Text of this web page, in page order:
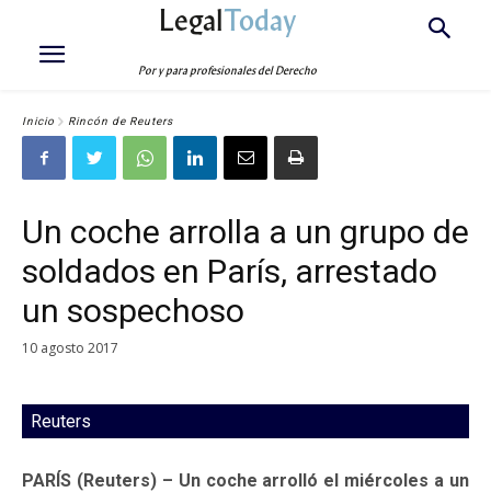
LegalToday
Por y para profesionales del Derecho
Inicio Rincón de Reuters
Un coche arrolla a un grupo de
soldados en París, arrestado
un sospechoso
10 agosto 2017
Reuters
PARÍS (Reuters) – Un coche arrolló el miércoles a un